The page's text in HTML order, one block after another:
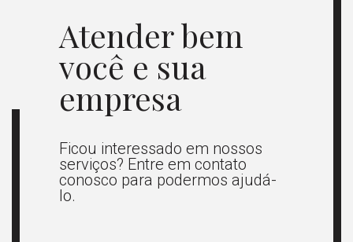
Atender bem
você e sua
empresa
Ficou interessado em nossos
serviços? Entre em contato
conosco para podermos ajudá-
lo.